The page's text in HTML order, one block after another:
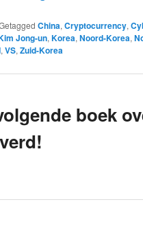
China, Cryptocurrency,
Jong-un, Korea, Noord-Korea,
, VS, Zuid-Korea
boek